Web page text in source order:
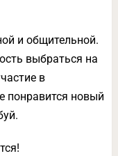
и общительной.
выбраться на
в
понравится новый